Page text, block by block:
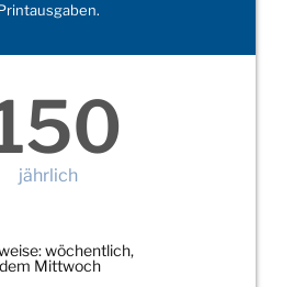
jährlich
wöchentlich,
Mittwoch